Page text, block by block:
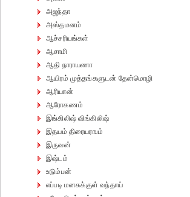
அஜந்தா
அஸ்தமனம்
ஆச்சரியங்கள்
ஆசாமி
ஆதி நாராயணா
ஆயிரம் முத்தங்களுடன் தேன்மொழி
ஆரியான்
ஆரோகணம்
இங்கிலிஷ் விங்கிலிஷ்
இதயம் திரையரஙம்
இருவன்
இஷ்டம்
உடும்பன்
எப்படி மனசுக்குள் வந்தாய்